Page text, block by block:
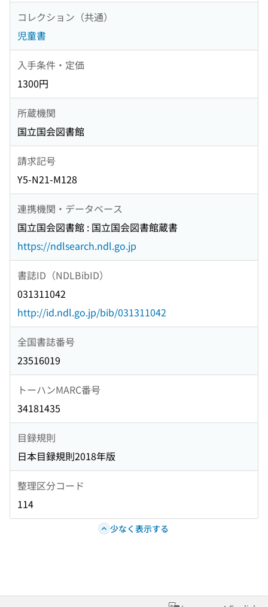
コレクション（共通）
児童書
入手条件・定価
1300円
所蔵機関
国立国会図書館
請求記号
Y5-N21-M128
連携機関・データベース
国立国会図書館 : 国立国会図書館蔵書
https://ndlsearch.ndl.go.jp
書誌ID（NDLBibID）
031311042
http://id.ndl.go.jp/bib/031311042
全国書誌番号
23516019
トーハンMARC番号
34181435
目録規則
日本目録規則2018年版
整理区分コード
114
少なく表示する